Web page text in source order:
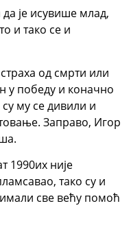
је исувише млад,
и тако се и
од смрти или
у победу и коначно
му се дивили и
Заправо, Игор
1990их није
тако су и
све већу помоћ